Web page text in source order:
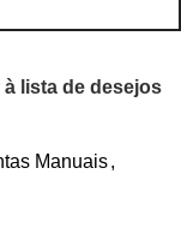
lista de desejos
Manuais,